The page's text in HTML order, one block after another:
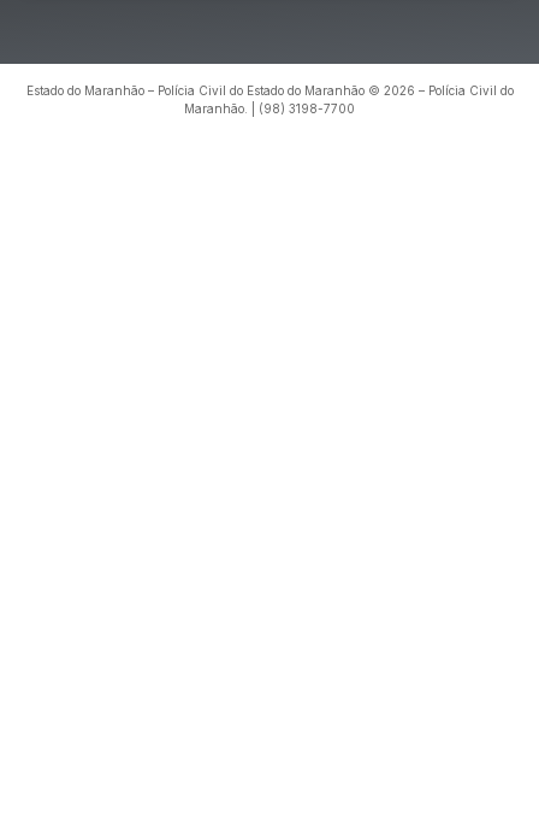
Estado do Maranhão – Polícia Civil do Estado do Maranhão © 2026 – Polícia Civil do
Maranhão. | (98) 3198-7700